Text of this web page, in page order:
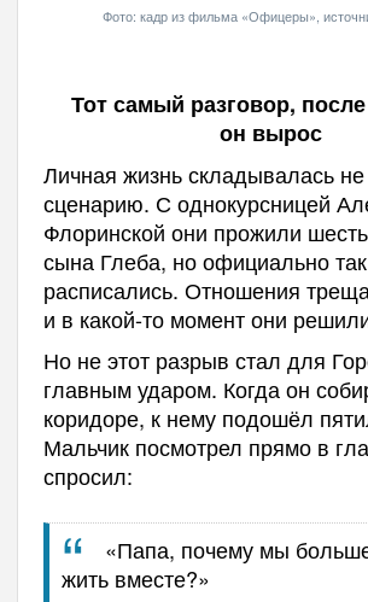
Фото: кадр из фильма «Офицеры»,
Тот самый разговор,
он вырос
Личная жизнь складывалась
сценарию. С однокурсницей
Флоринской они прожили
сына Глеба, но официально
расписались. Отношения
и в какой-то момент они
Но не этот разрыв стал для
главным ударом. Когда он
коридоре, к нему подошёл
Мальчик посмотрел прямо в
спросил:
«Папа, почему мы
жить вместе?»